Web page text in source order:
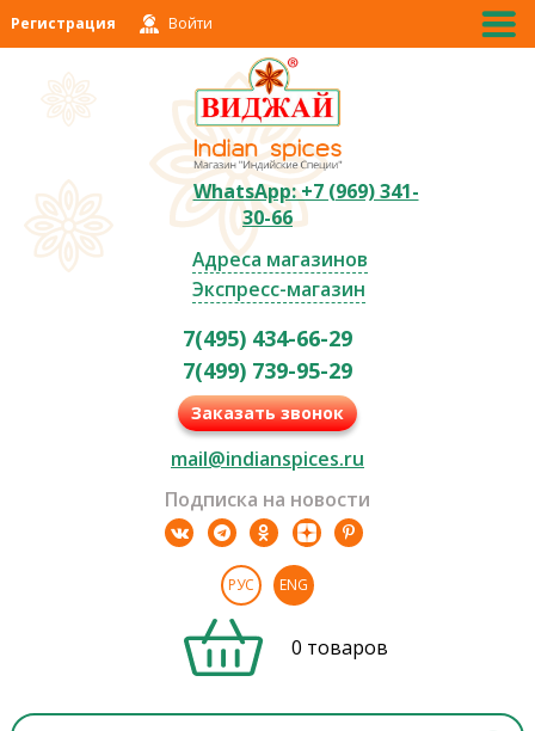
Регистрация Войти
WhatsApp: +7 (969) 341-
30-66
Адреса магазинов
Экспресс-магазин
7(495) 434-66-29
7(499) 739-95-29
Заказать звонок
mail@indianspices.ru
Подписка на новости
РУС ENG
0 товаров